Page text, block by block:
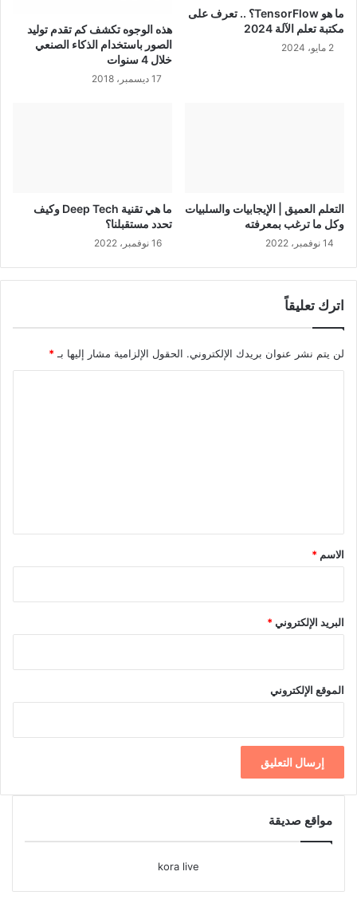
ما هو TensorFlow؟ .. تعرف على
مكتبة تعلم الآلة 2024
2 مايو، 2024
هذه الوجوه تكشف كم تقدم توليد
الصور باستخدام الذكاء الصنعي
خلال 4 سنوات
17 ديسمبر، 2018
التعلم العميق | الإيجابيات والسلبيات
وكل ما ترغب بمعرفته
14 نوفمبر، 2022
ما هي تقنية Deep Tech وكيف
تحدد مستقبلنا؟
16 نوفمبر، 2022
اترك تعليقاً
لن يتم نشر عنوان بريدك الإلكتروني. الحقول الإلزامية مشار إليها بـ *
*
الاسم *
البريد الإلكتروني*
الموقع الإلكتروني
مواقع صديقة
kora live